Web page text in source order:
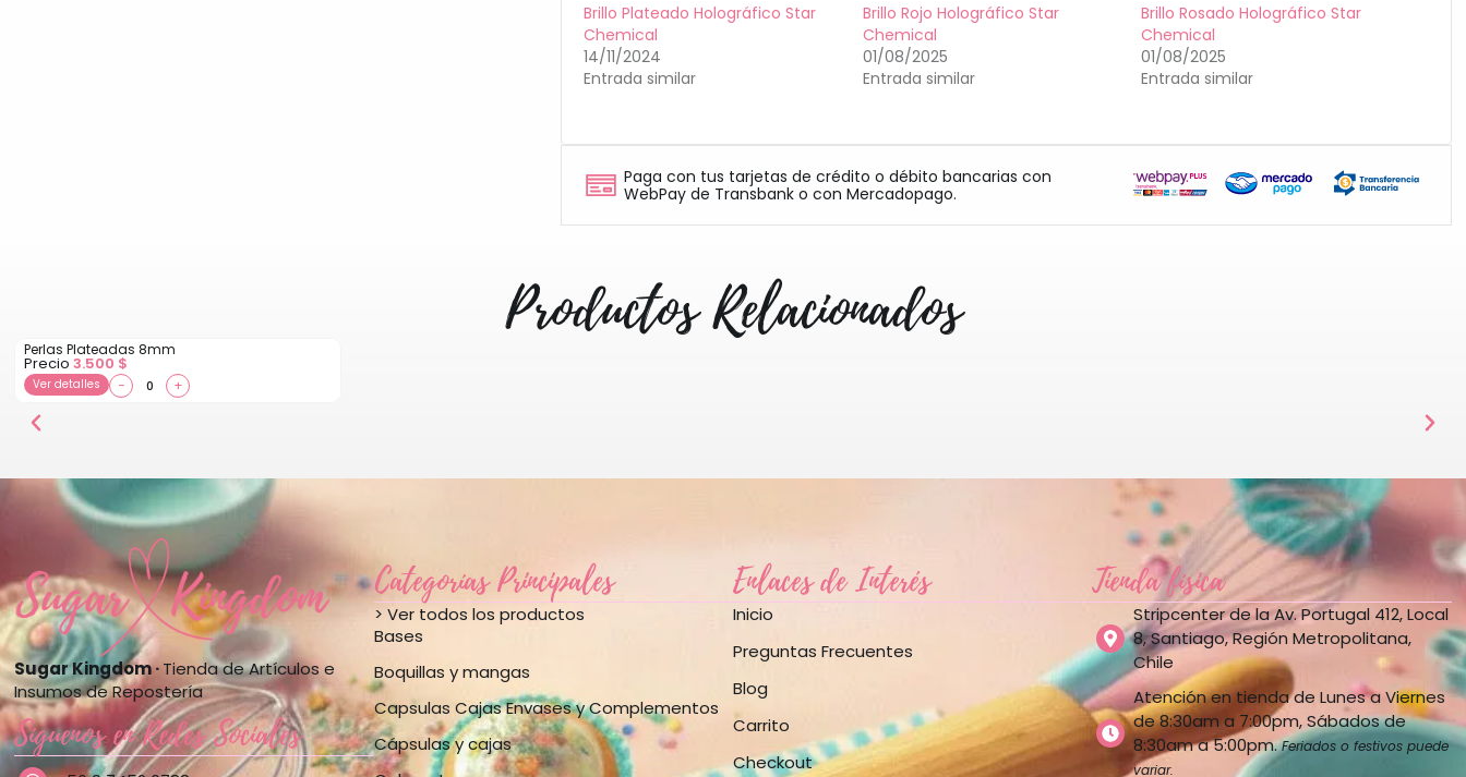
Brillo Plateado Holográfico Star
Chemical
14/11/2024
Entrada similar
Brillo Rojo Holográfico Star
Chemical
01/08/2025
Entrada similar
Brillo Rosado Holográfico Star
Chemical
01/08/2025
Entrada similar
Paga con tus tarjetas de crédito o débito bancarias con
WebPay de Transbank o con Mercadopago.
Productos Relacionados
Perlas Plateadas 8mm
Precio3.500 $
Ver detalles − +
Sugar Kingdom ·Tienda de Artículos e
Insumos de Repostería
Síguenos en Redes Sociales
Categorías Principales
> Ver todos los productos
Bases
Boquillas y mangas
Capsulas Cajas Envases y Complementos
Cápsulas y cajas
Enlaces de Interés
Inicio
Preguntas Frecuentes
Blog
Carrito
Checkout
Tienda física
Stripcenter de la Av. Portugal 412, Local
8, Santiago, Región Metropolitana,
Chile
Atención en tienda de Lunes a Viernes
de 8:30am a 7:00pm, Sábados de
8:30am a 5:00pm.Feriados o festivos puede
variar.